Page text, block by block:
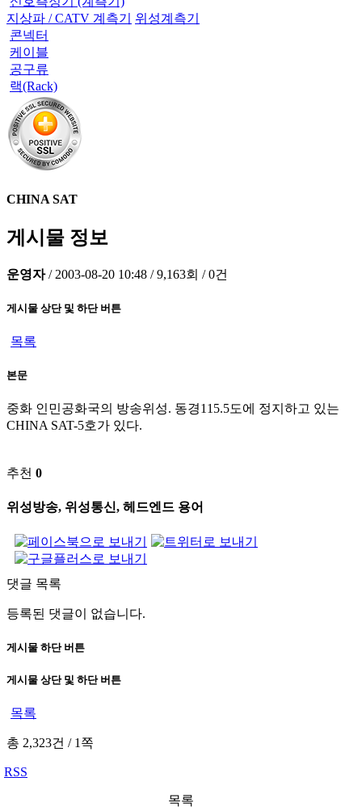
지상파 / CATV 계측기
위성계측기
콘넥터
케이블
공구류
랙(Rack)
CHINA SAT
게시물 정보
운영자 / 2003-08-20 10:48 / 9,163회 / 0건
게시물 상단 및 하단 버튼
목록
본문
중화 인민공화국의 방송위성. 동경115.5도에 정지하고 있는
CHINA SAT-5호가 있다.
추천 0
위성방송, 위성통신, 헤드엔드 용어
댓글 목록
등록된 댓글이 없습니다.
게시물 하단 버튼
게시물 상단 및 하단 버튼
목록
총 2,323건 /1쪽
RSS
목록